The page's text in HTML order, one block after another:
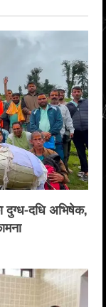
दुग्ध-दधि अभिषेक,